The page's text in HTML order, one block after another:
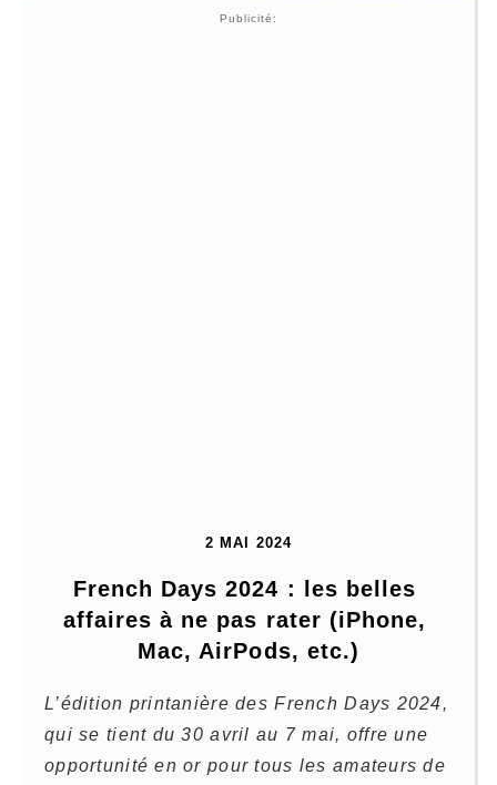
Publicité:
2 MAI 2024
French Days 2024 : les belles
affaires à ne pas rater (iPhone,
Mac, AirPods, etc.)
L’édition printanière des French Days 2024,
qui se tient du 30 avril au 7 mai, offre une
opportunité en or pour tous les amateurs de